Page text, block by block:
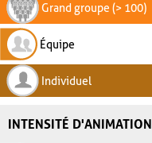
Grand groupe (> 100)
Équipe
Individuel
INTENSITÉ D'ANIMATION